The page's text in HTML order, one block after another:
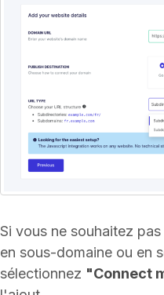
Si vous ne souhaitez
en sous-domaine ou en
sélectionnez "Connect